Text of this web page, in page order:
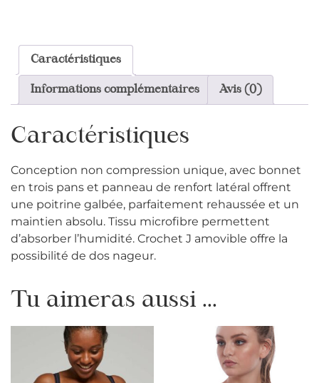
Caractéristiques
Informations complémentaires Avis (0)
Caractéristiques
Conception non compression unique, avec bonnet
en trois pans et panneau de renfort latéral offrent
une poitrine galbée, parfaitement rehaussée et un
maintien absolu. Tissu microfibre permettent
d’absorber l’humidité. Crochet J amovible offre la
possibilité de dos nageur.
Tu aimeras aussi ...